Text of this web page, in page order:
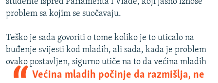
studente ispred Parlamenta i Vlade, koji jasno iznose
problem sa kojim se suočavaju.
Teško je sada govoriti o tome koliko je to uticalo na
buđenje svijesti kod mladih, ali sada, kada je problem
ovako postavljen, sigurno utiče na to da većina
Većina mladih počinje da razmišlja, ne
mladih